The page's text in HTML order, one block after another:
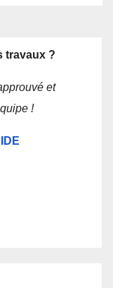
travaux ?
et
!